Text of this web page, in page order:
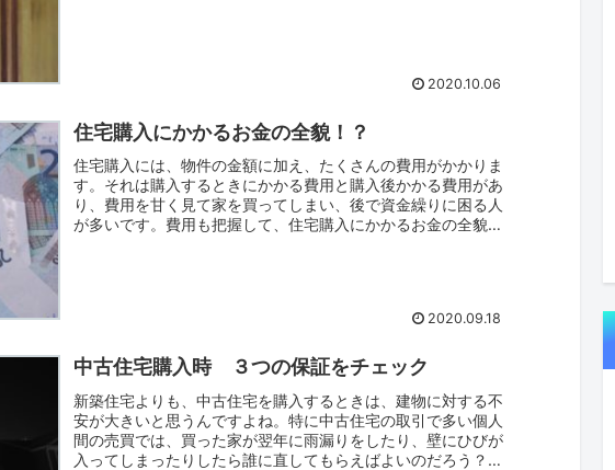
2020.10.06
住宅購入にかかるお金の全貌！？
住宅購入には、物件の金額に加え、たくさんの費用がかかりま
す。それは購入するときにかかる費用と購入後かかる費用があ
り、費用を甘く見て家を買ってしまい、後で資金繰りに困る人
が多いです。費用も把握して、住宅購入にかかるお金の全貌を
2020.09.18
中古住宅購入時 ３つの保証をチェック
新築住宅よりも、中古住宅を購入するときは、建物に対する不
安が大きいと思うんですよね。特に中古住宅の取引で多い個人
間の売買では、買った家が翌年に雨漏りをしたり、壁にひびが
入ってしまったりしたら誰に直してもらえばよいのだろう？な